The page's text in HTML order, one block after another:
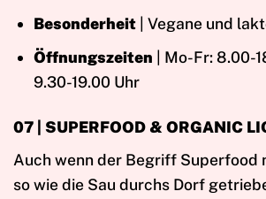
Besonderheit| Vegane und
Öffnungszeiten | Mo-Fr: 8.00-
9.30-19.00 Uhr
07 | SUPERFOOD & ORGANIC
Auch wenn der Begriff Superfood
so wie die Sau durchs Dorf